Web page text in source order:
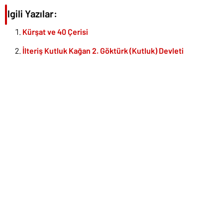
İlgili Yazılar:
Kürşat ve 40 Çerisi
İlteriş Kutluk Kağan 2. Göktürk (Kutluk) Devleti